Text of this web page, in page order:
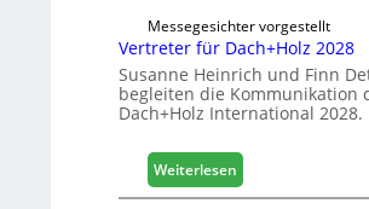
l
e
s
G
e
s
h
Messegesichter vorgestellt
Vertreter für Dach+Holz 2028
Susanne Heinrich und Finn
begleiten die Kommunikation
Dach+Holz International 2028.
Weiterlesen
V